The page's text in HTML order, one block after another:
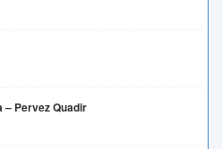
– Pervez Quadir